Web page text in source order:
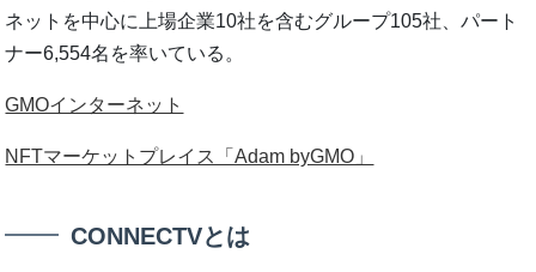
ネットを中心に上場企業10社を含むグループ105社、パート
ナー6,554名を率いている。
GMOインターネット
NFTマーケットプレイス「Adam byGMO」
CONNECTVとは